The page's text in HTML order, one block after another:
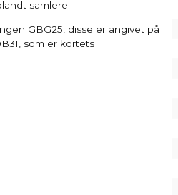
samlere.
GBG25, disse er angivet på
som er kortets